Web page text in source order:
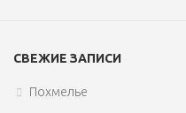
СВЕЖИЕ ЗАПИСИ
Похмелье